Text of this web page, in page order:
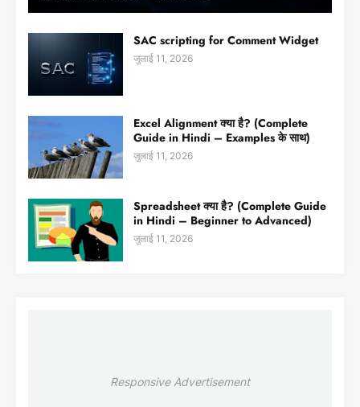
SAC scripting for Comment Widget
जुलाई 11, 2026
Excel Alignment क्या है? (Complete
Guide in Hindi – Examples के साथ)
जुलाई 11, 2026
Spreadsheet क्या है? (Complete Guide
in Hindi – Beginner to Advanced)
जुलाई 11, 2026
Responsive Advertisement